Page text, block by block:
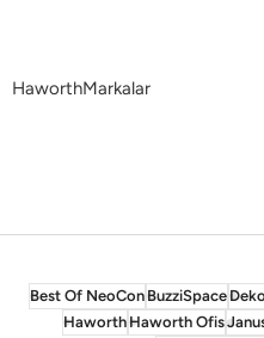
HaworthMarkalar
Best Of NeoConBuzziSpace
HaworthHaworth Ofis